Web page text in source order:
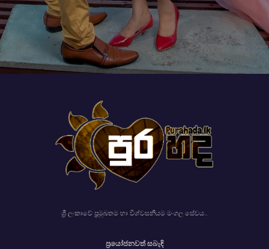
ශ්‍රී ලංකාවේ ප්‍රමුඛතම හා විශ්වසනීයම මංගල සේවය..
ප්‍රයෝජනවත් සබැඳි